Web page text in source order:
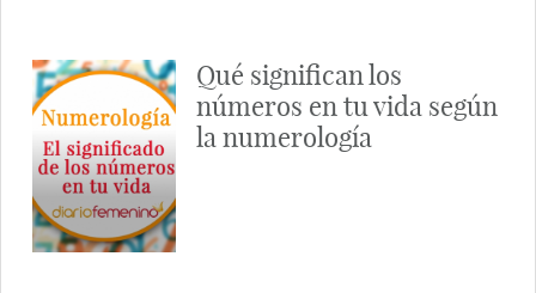
Qué significan los
números en tu vida según
la numerología